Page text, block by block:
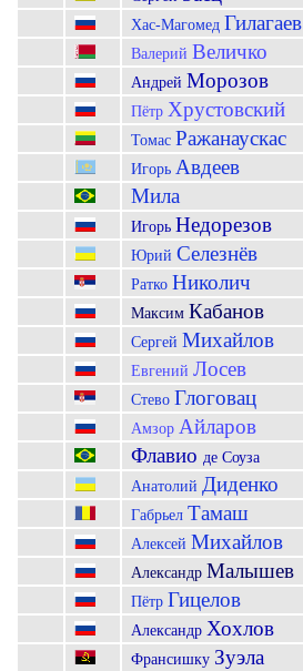
Хас-Магомед Гилагаев
Валерий Величко
Андрей Морозов
Пётр Хрустовский
Томас Ражанаускас
Игорь Авдеев
Мила
Игорь Недорезов
Юрий Селезнёв
Ратко Николич
Максим Кабанов
Сергей Михайлов
Евгений Лосев
Стево Глоговац
Амзор Айларов
Флавио де Соуза
Анатолий Диденко
Габрьел Тамаш
Алексей Михайлов
Александр Малышев
Пётр Гицелов
Александр Хохлов
Франсишку Зуэла